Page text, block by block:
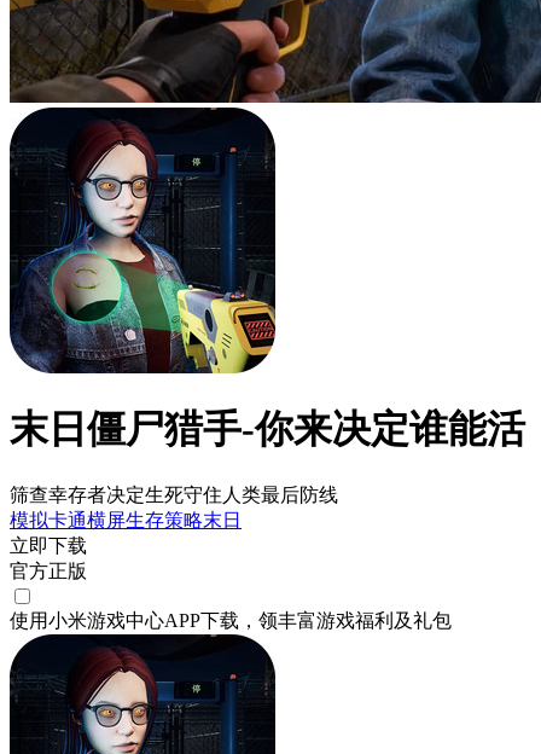
末日僵尸猎手-你来决定谁能活
筛查幸存者决定生死守住人类最后防线
模拟卡通横屏生存策略末日
立即下载
官方正版
使用小米游戏中心APP下载 ，领丰富游戏福利 及礼包